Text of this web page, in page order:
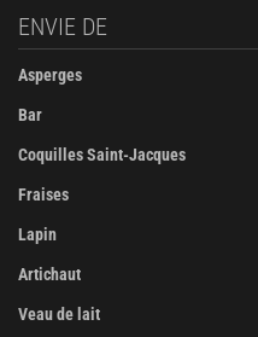
ENVIE DE
Asperges
Bar
Coquilles Saint-Jacques
Fraises
Lapin
Artichaut
Veau de lait